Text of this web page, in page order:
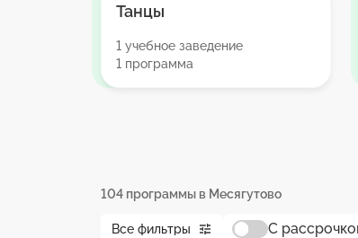
Танцы
1 учебное заведение
1 программа
104 программы в Месягутово
Все фильтры С